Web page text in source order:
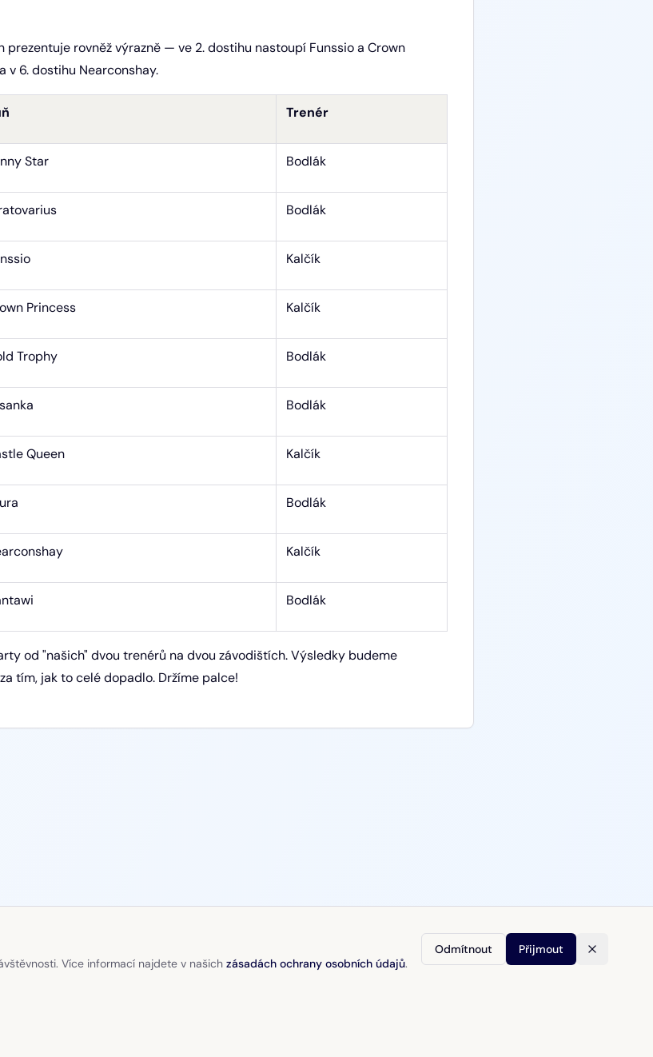
Více informací najdete v našich zásadách ochrany osobních údajů.
Odmítnout Přijmout
prezentuje rovněž výrazně — ve 2. dostihu nastoupí Funssio a Crown
v 6. dostihu Nearconshay.
Trenér
Star Bodlák
Bodlák
Kalčík
Princess Kalčík
Trophy Bodlák
Bodlák
Queen Kalčík
Bodlák
Kalčík
Bodlák
od "našich" dvou trenérů na dvou závodištích. Výsledky budeme
tím, jak to celé dopadlo. Držíme palce!